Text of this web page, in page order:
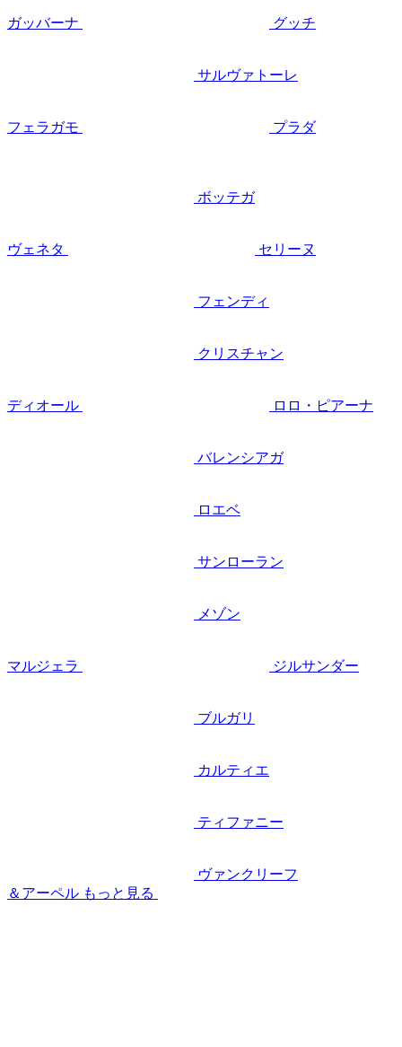
ガッバーナ グッチ
サルヴァトーレ
フェラガモ プラダ
ボッテガ
ヴェネタ セリーヌ
フェンディ
クリスチャン
ディオール ロロ・ピアーナ
バレンシアガ
ロエベ
サンローラン
メゾン
マルジェラ ジルサンダー
ブルガリ
カルティエ
ティファニー
ヴァンクリーフ
＆アーペル もっと見る